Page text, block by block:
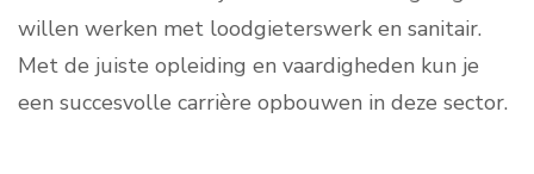
willen werken met loodgieterswerk en sanitair.
Met de juiste opleiding en vaardigheden kun je
een succesvolle carrière opbouwen in deze sector.